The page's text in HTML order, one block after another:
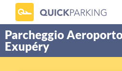
Parcheggio
Exupéry